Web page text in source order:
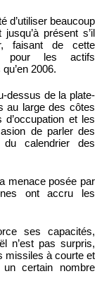
d’utiliser beaucoup
présent s’il
faisant de cette
pour les actifs
2006.
dessus de la plate-
au large des côtes
et les
de parler des
du calendrier des
menace posée par
ont accru les
ses capacités,
n’est pas surpris,
missiles à courte et
certain nombre